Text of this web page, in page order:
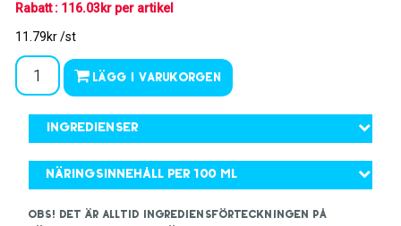
Rabatt : 116.03kr per artikel
11.79kr /st
Lägg i varukorgen
Ingredienser
Näringsinnehåll per 100 ml
OBS! Det är alltid ingrediensförteckningen på